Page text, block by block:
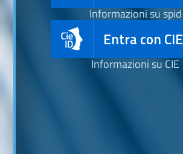
Informazioni su spid
Entra con CIE
Informazioni su CIE